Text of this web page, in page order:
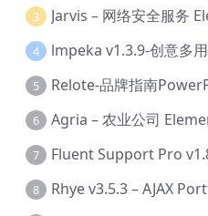
3
4
5 Relote-品牌指南
6
7
8